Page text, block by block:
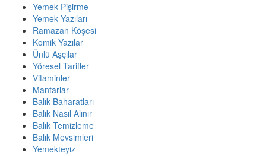
Yemek Pişirme
Yemek Yazıları
Ramazan Köşesi
Komik Yazılar
Ünlü Aşçılar
Yöresel Tarifler
Vitaminler
Mantarlar
Balık Baharatları
Balık Nasıl Alınır
Balık Temizleme
Balık Mevsimleri
Yemekteyiz